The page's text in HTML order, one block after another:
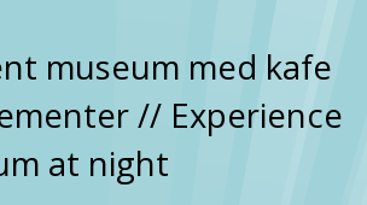
museum med kafe
// Experience
at night